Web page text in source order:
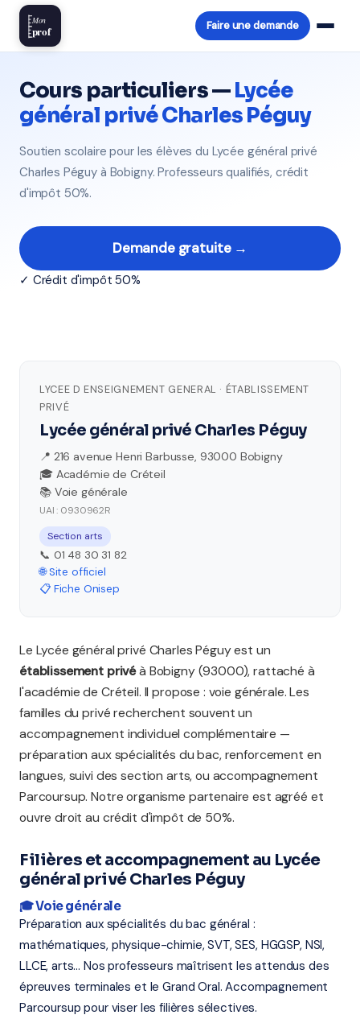
Mon
prof Faire une demande
Cours particuliers —Lycée
général privé Charles Péguy
Soutien scolaire pour les élèves du Lycée général privé
Charles Péguy à Bobigny. Professeurs qualifiés, crédit
d'impôt 50%.
Demande gratuite →
✓ Crédit d'impôt 50%
LYCEE D ENSEIGNEMENT GENERAL · ÉTABLISSEMENT
PRIVÉ
Lycée général privé Charles Péguy
📍 216 avenue Henri Barbusse, 93000 Bobigny
🎓 Académie de Créteil
📚 Voie générale
UAI : 0930962R
Section arts
📞 01 48 30 31 82
🌐 Site officiel
📋 Fiche Onisep
Le Lycée général privé Charles Péguy est un
établissement privéà Bobigny (93000), rattaché à
l'académie de Créteil. Il propose : voie générale. Les
familles du privé recherchent souvent un
accompagnement individuel complémentaire —
préparation aux spécialités du bac, renforcement en
langues, suivi des section arts, ou accompagnement
Parcoursup. Notre organisme partenaire est agréé et
ouvre droit au crédit d'impôt de 50%.
Filières et accompagnement au Lycée
général privé Charles Péguy
🎓 Voie générale
Préparation aux spécialités du bac général :
mathématiques, physique-chimie, SVT, SES, HGGSP, NSI,
LLCE, arts... Nos professeurs maîtrisent les attendus des
épreuves terminales et le Grand Oral. Accompagnement
Parcoursup pour viser les filières sélectives.